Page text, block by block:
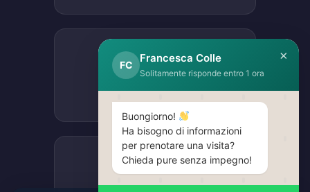
Studio Lissone
Via Como 47B
Studio Vimercate
×
FC
Francesca Colle
Solitamente risponde entro 1 ora
Buongiorno!
Ha bisogno di informazioni
per prenotare una visita?
Chieda pure senza impegno!